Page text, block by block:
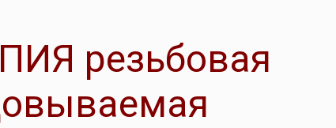
резьбовая